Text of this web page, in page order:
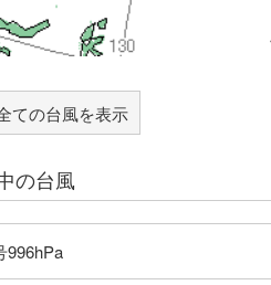
ての台風を表示
の台風
996hPa